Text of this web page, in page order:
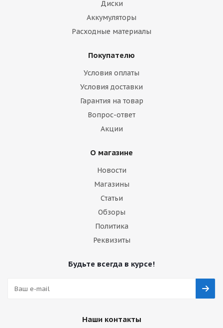
Диски
Аккумуляторы
Расходные материалы
Покупателю
Условия оплаты
Условия доставки
Гарантия на товар
Вопрос-ответ
Акции
О магазине
Новости
Магазины
Статьи
Обзоры
Политика
Реквизиты
Будьте всегда в курсе!
Наши контакты